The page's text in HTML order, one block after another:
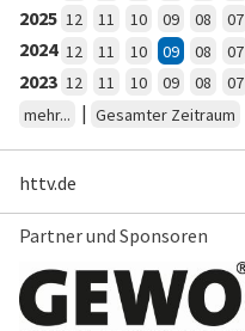
2025 12 11 10 09 08 07
2024 12 11 10 09 08 07
2023 12 11 10 09 08 07
mehr...
| Gesamter Zeitraum
httv.de
Partner und Sponsoren